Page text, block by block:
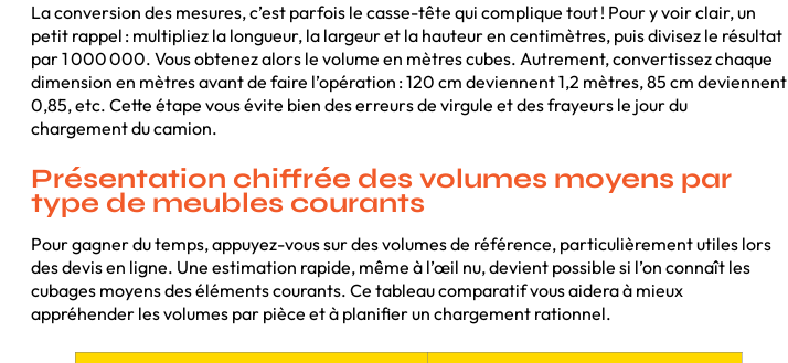
La conversion des mesures, c’est parfois le casse-tête qui complique tout ! Pour y voir clair, un
petit rappel : multipliez la longueur, la largeur et la hauteur en centimètres, puis divisez le résultat
par 1 000 000. Vous obtenez alors le volume en mètres cubes. Autrement, convertissez chaque
dimension en mètres avant de faire l’opération : 120 cm deviennent 1,2 mètres, 85 cm deviennent
0,85, etc. Cette étape vous évite bien des erreurs de virgule et des frayeurs le jour du
chargement du camion.
Présentation chiffrée des volumes moyens par
type de meubles courants
Pour gagner du temps, appuyez-vous sur des volumes de référence, particulièrement utiles lors
des devis en ligne. Une estimation rapide, même à l’œil nu, devient possible si l’on connaît les
cubages moyens des éléments courants. Ce tableau comparatif vous aidera à mieux
appréhender les volumes par pièce et à planifier un chargement rationnel.